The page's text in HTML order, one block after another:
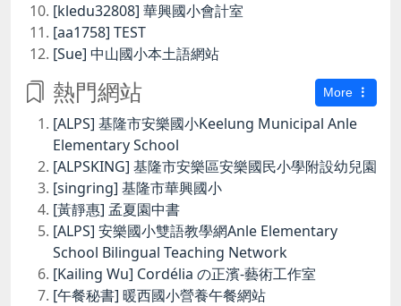
[kledu32808] 華興國小會計室
[aa1758] TEST
[Sue] 中山國小本土語網站
熱門網站 More
[ALPS] 基隆市安樂國小Keelung Municipal Anle
Elementary School
[ALPSKING] 基隆市安樂區安樂國民小學附設幼兒園
[singring] 基隆市華興國小
[黃靜惠] 孟夏園中書
[ALPS] 安樂國小雙語教學網Anle Elementary
School Bilingual Teaching Network
[Kailing Wu] Cordélia の正濱-藝術工作室
[午餐秘書] 暖西國小營養午餐網站